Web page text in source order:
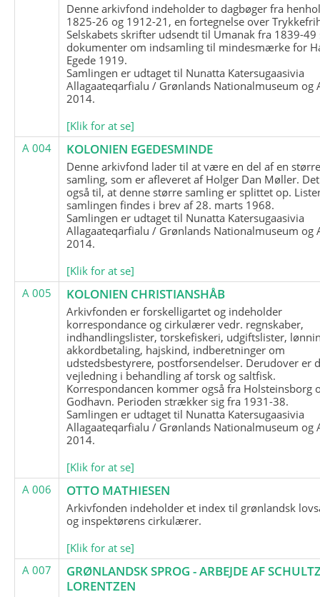
Denne arkivfond indeholder to dagbøger fra
1825-26 og 1912-21, en fortegnelse over
Selskabets skrifter udsendt til Umanak fra 1839-49
dokumenter om indsamling til mindesmærke for
Egede 1919.
Samlingen er udtaget til Nunatta Katersugaasivia
Allagaateqarfialu / Grønlands Nationalmuseum og
2014.
[Klik for at se]
A 004
KOLONIEN EGEDESMINDE
Denne arkivfond lader til at være en del af en
samling, som er afleveret af Holger Dan Møller.
også til, at denne større samling er splittet op.
samlingen findes i brev af 28. marts 1968.
Samlingen er udtaget til Nunatta Katersugaasivia
Allagaateqarfialu / Grønlands Nationalmuseum og
2014.
[Klik for at se]
A 005
KOLONIEN CHRISTIANSHÅB
Arkivfonden er forskelligartet og indeholder
korrespondance og cirkulærer vedr. regnskaber,
indhandlingslister, torskefiskeri, udgiftslister,
akkordbetaling, hajskind, indberetninger om
udstedsbestyrere, postforsendelser. Derudover er
vejledning i behandling af torsk og saltfisk.
Korrespondancen kommer også fra Holsteinsborg
Godhavn. Perioden strækker sig fra 1931-38.
Samlingen er udtaget til Nunatta Katersugaasivia
Allagaateqarfialu / Grønlands Nationalmuseum og
2014.
[Klik for at se]
A 006
OTTO MATHIESEN
Arkivfonden indeholder et index til grønlandsk
og inspektørens cirkulærer.
[Klik for at se]
A 007
GRØNLANDSK SPROG - ARBEJDE AF
LORENTZEN